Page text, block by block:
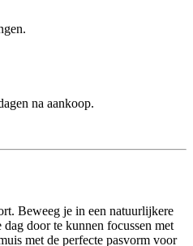
na aankoop.
Beweeg je in een natuurlijkere
door te kunnen focussen met
met de perfecte pasvorm voor